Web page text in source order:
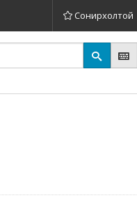
Сонирхолтой